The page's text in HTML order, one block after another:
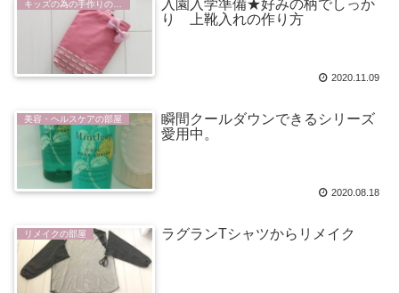
入園入学準備★好みの柄でしっか
り 上靴入れの作り方
2020.11.09
美容・ヘルスケアの部屋
瞬間クールダウンできるシリーズ
愛用中。
2020.08.18
リメイクの部屋 ラグランTシャツからリメイク